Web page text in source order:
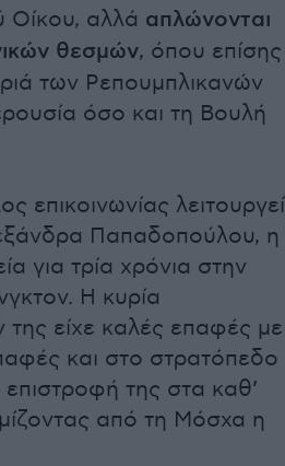
Οίκου, αλλά απλώνονται
θεσμών, όπου επίσης
των Ρεπουμπλικανών
όσο και τη Βουλή
επικοινωνίας λειτουργεί
Παπαδοπούλου, η
για τρία χρόνια στην
Η κυρία
είχε καλές επαφές με
και στο στρατόπεδο
της στα καθ’
από τη Μόσχα η